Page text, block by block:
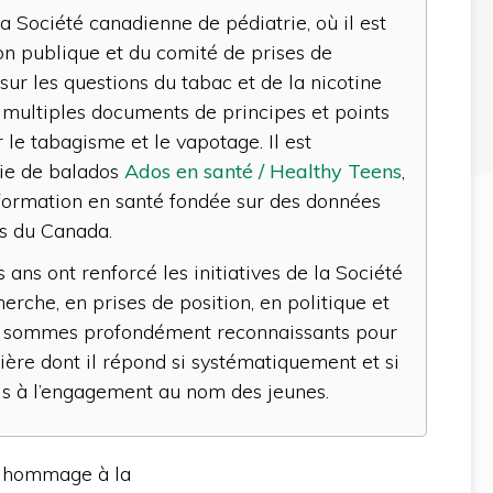
Société canadienne de pédiatrie, où il est
publique et du comité de prises de
les questions du tabac et de la nicotine
documents de principes et points
le tabagisme et le vapotage. Il est
de balados Ados en santé / Healthy Teens,
en santé fondée sur des données
du Canada.
ans ont renforcé les initiatives de la Société
en prises de position, en politique et
profondément reconnaissants pour
dont il répond si systématiquement et si
l’engagement au nom des jeunes.
à la